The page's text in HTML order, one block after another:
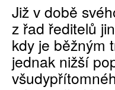
Již v době
z řad ředitelů
kdy je běžným
jednak nižší